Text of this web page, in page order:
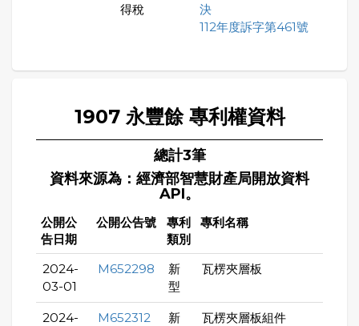
得稅
決
112年度訴字第461號
1907 永豐餘 專利權資料
總計3筆
資料來源為：經濟部智慧財產局開放資料
API。
公開公
告日期
公開公告號
專利
類別
專利名稱
2024-
03-01
M652298
新
型
瓦楞夾層板
2024-
M652312
新
瓦楞夾層板組件